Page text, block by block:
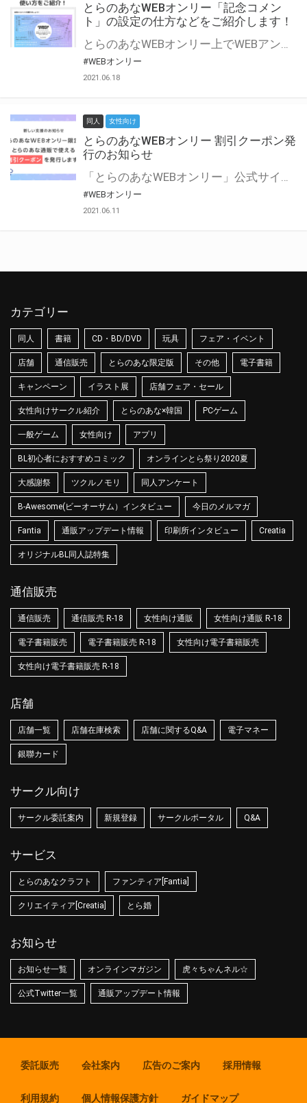
とらのあなWEBオンリー「記念コメン
ト」の設定の仕方などをご紹介します！
とらのあなWEBオンリー上でWEBアンソロジーが作成できる「記念コメント」について、その使い方や作成手順を解説します！ 支援タイプを「サークル参加型」「サークル参加型・マルシェ(イベント会場)機能付き」でお申し込みいただいている主催者様はぜひご活用ください♪ とらのあなWEBオンリーサイトはこちら
#WEBオンリー
2021.06.18
同人 女性向け
とらのあなWEBオンリー 割引クーポン発
行のお知らせ
「とらのあなWEBオンリー」公式サイトでとらのあな通販の「割引クーポン」を配布中！ イベントごとに開催当日限定で使える割引クーポンのシリアルコードを発行します。 とらのあなWEBオンリーのページをチェックして、イベント当日にお得にお買い物を楽しみましょう♪ ※本キャンペーンは予告なく終了する場合がございます。 とらのあなWEBオンリーサイトはこちら
#WEBオンリー
2021.06.11
カテゴリー
同人 書籍 CD・BD/DVD 玩具 フェア・イベント
店舗 通信販売 とらのあな限定版 その他 電子書籍
キャンペーン イラスト展 店舗フェア・セール
女性向けサークル紹介 とらのあな×韓国 PCゲーム
一般ゲーム 女性向け アプリ
BL初心者におすすめコミック オンラインとら祭り2020夏
大感謝祭 ツクルノモリ 同人アンケート
B-Awesome(ビーオーサム）インタビュー 今日のメルマガ
Fantia 通販アップデート情報 印刷所インタビュー Creatia
オリジナルBL同人誌特集
通信販売
通信販売 通信販売 R-18 女性向け通販 女性向け通販 R-18
電子書籍販売 電子書籍販売 R-18 女性向け電子書籍販売
女性向け電子書籍販売 R-18
店舗
店舗一覧 店舗在庫検索 店舗に関するQ&A 電子マネー
銀聯カード
サークル向け
サークル委託案内 新規登録 サークルポータル Q&A
サービス
とらのあなクラフト ファンティア[Fantia]
クリエイティア[Creatia] とら婚
お知らせ
お知らせ一覧 オンラインマガジン 虎々ちゃんネル☆
公式Twitter一覧 通販アップデート情報
委託販売 会社案内 広告のご案内 採用情報
利用規約 個人情報保護方針 ガイドマップ